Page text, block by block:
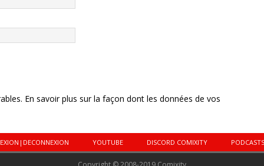
En savoir plus sur la façon dont les données de vos
YOUTUBE DISCORD COMIXITY PODCASTS